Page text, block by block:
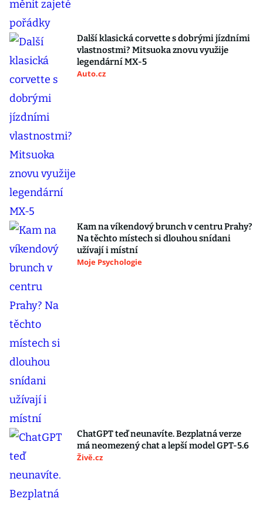
Další klasická corvette s dobrými jízdními
vlastnostmi? Mitsuoka znovu využije
legendární MX-5
Auto.cz
Kam na víkendový brunch v centru Prahy?
Na těchto místech si dlouhou snídani
užívají i místní
Moje Psychologie
ChatGPT teď neunavíte. Bezplatná verze
má neomezený chat a lepší model GPT-5.6
Živě.cz